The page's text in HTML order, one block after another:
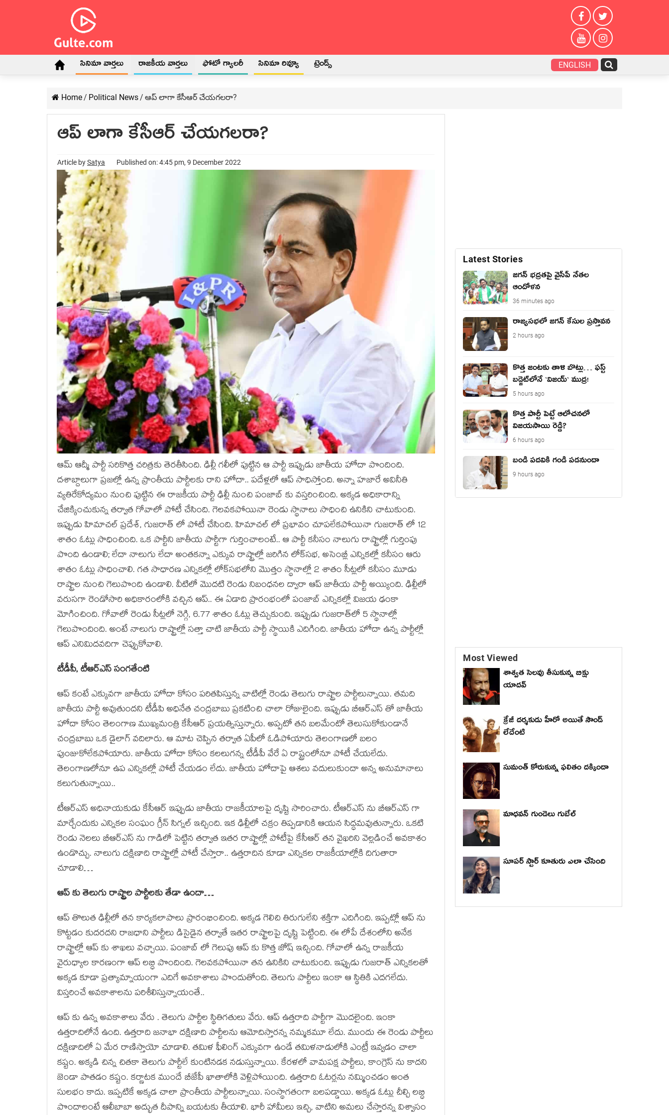
సినిమా వార్తలు రాజకీయ వార్తలు ఫోటో గ్యాలరీ సినిమా రివ్యూ ట్రెండ్స్ ENGLISH
Home/ Political News/ ఆప్ లాగా కేసీఆర్ చేయగలరా?
ఆప్ లాగా కేసీఆర్ చేయగలరా?
Article bySatya Published on: 4:45 pm, 9 December 2022
ఆమ్ ఆద్మీ పార్టీ సరికొత్త చరిత్రకు తెరతీసింది. ఢిల్లీ గలీలో పుట్టిన ఆ పార్టీ ఇప్పుడు జాతీయ హోదా పొందింది.
దశాబ్దాలుగా ప్రజల్లో ఉన్న ప్రాంతీయ పార్టీలకు రాని హోదా.. పదేళ్లలో ఆప్ సాధిస్తోంది. అన్నా హజారే అవినీతి
వ్యతిరేకోద్యమం నుంచి పుట్టిన ఈ రాజకీయ పార్టీ ఢిల్లీ నుంచి పంజాబ్ కు వస్తరించింది. అక్కడ అధికారాన్ని
చేజిక్కించుకున్న తర్వాత గోవాలో పోటీ చేసింది. గెలవకపోయినా రెండు స్థానాలు సాధించి ఉనికిని చాటుకుంది.
ఇప్పుడు హిమాచల్ ప్రదేశ్, గుజరాత్ లో పోటీ చేసింది. హిమాచల్ లో ప్రభావం చూపలేకపోయినా గుజరాత్ లో 12
శాతం ఓట్లు సాధించింది. ఒక పార్టీని జాతీయ పార్టీగా గుర్తించాలంటే.. ఆ పార్టీ కనీసం నాలుగు రాష్ట్రాల్లో గుర్తింపు
పొంది ఉండాలి; లేదా నాలుగు లేదా అంతకన్నా ఎక్కువ రాష్ట్రాల్లో జరిగిన లోక్‌సభ, అసెంబ్లీ ఎన్నికల్లో కనీసం ఆరు
శాతం ఓట్లు సాధించాలి. గత సాధారణ ఎన్నికల్లో లోక్‌సభలోని మొత్తం స్థానాల్లో 2 శాతం సీట్లలో కనీసం మూడు
రాష్ట్రాల నుంచి గెలుపొంది ఉండాలి. వీటిలో మొదటి రెండు నిబంధనల ద్వారా ఆప్‌ జాతీయ పార్టీ అయ్యింది. ఢిల్లీలో
వరుసగా రెండోసారి అధికారంలోకి వచ్చిన ఆప్‌.. ఈ ఏడాది ప్రారంభంలో పంజాబ్‌ ఎన్నికల్లో విజయ ఢంకా
మోగించింది. గోవాలో రెండు సీట్లలో నెగ్గి, 6.77 శాతం ఓట్లు తెచ్చుకుంది. ఇప్పుడు గుజరాత్‌లో 5 స్థానాల్లో
గెలుపొందింది. అంటే నాలుగు రాష్ట్రాల్లో సత్తా చాటి జాతీయ పార్టీ స్థాయికి ఎదిగింది. జాతీయ హోదా ఉన్న పార్టీల్లో
ఆప్ ఎనిమిదవదిగా చెప్పుకోవాలి.
టీడీపీ, టీఆర్ఎస్ సంగతేంటి
ఆప్ కంటే ఎక్కువగా జాతీయ హోదా కోసం పరితపిస్తున్న వాటిల్లో రెండు తెలుగు రాష్ట్రాల పార్టీలున్నాయి. తమది
జాతీయ పార్టీ అవుతుందని టీడీపి అధినేత చంద్రబాబు ప్రకటించి చాలా రోజులైంది. ఇప్పుడు బీఆర్ఎస్ తో జాతీయ
హోదా కోసం తెలంగాణ ముఖ్యమంత్రి కేసీఆర్ ప్రయత్నిస్తున్నారు. అప్పటో తన బలమేంటో తెలుసుకోకుండానే
చంద్రబాబు ఒక డైలాగ్ వదిలారు. ఆ మాట చెప్పిన తర్వాత ఏపీలో ఓడిపోయారు తెలంగాణలో బలం
పుంజుకోలేకపోయారు. జాతీయ హోదా కోసం కలలుగన్న టీడీపీ వేరే ఏ రాష్ట్రంలోనూ పోటీ చేయలేదు.
తెలంగాణలోనూ ఉప ఎన్నికల్లో పోటీ చేయడం లేదు. జాతీయ హోదాపై ఆశలు వదులుకుందా అన్న అనుమానాలు
కలుగుతున్నాయి..
టీఆర్ఎస్ అధినాయకుడు కేసీఆర్ ఇప్పుడు జాతీయ రాజకీయాలపై దృష్టి సారించారు. టీఆర్ఎస్ ను బీఆర్ఎస్ గా
మార్చేందుకు ఎన్నికల సంఘం గ్రీన్ సిగ్నల్ ఇచ్చింది. ఇక ఢిల్లీలో చక్రం తిప్పడానికి ఆయన సిద్ధమవుతున్నారు. ఒకటి
రెండు నెలలు బీఆర్ఎస్ ను గాడిలో పెట్టిన తర్వాత ఇతర రాష్ట్రాల్లో పోటీపై కేసీఆర్ తన వైఖరిని వెల్లడించే అవకాశం
ఉండొచ్చు. నాలుగు దక్షిణాది రాష్ట్రాల్లో పోటీ చేస్తారా.. ఉత్తరాదిన కూడా ఎన్నికల రాజకీయాల్లోకి దిగుతారా
చూడాలి…
ఆప్ కు తెలుగు రాష్ట్రాల పార్టీలకు తేడా ఉందా…
ఆప్ తొలుత ఢిల్లీలో తన కార్యకలాపాలు ప్రారంభించింది. అక్కడ గెలిచి తిరుగులేని శక్తిగా ఎదిగింది. ఇప్పట్లో ఆప్ ను
కొట్టడం కుదరదని రాజధాని పార్టీలు డిసైడైన తర్వాతే ఇతర రాష్ట్రాలపై దృష్టి పెట్టింది. ఈ లోపే దేశంలోని అనేక
రాష్ట్రాల్లో ఆప్ కు శాఖలు వచ్చాయి. పంజాబ్ లో గెలుపు ఆప్ కు కొత్త జోష్ ఇచ్చింది. గోవాలో ఉన్న రాజకీయ
వైరుధ్యాల కారణంగా ఆప్ లబ్ధి పొందింది. గెలవకపోయినా తన ఉనికిని చాటుకుంది. ఇప్పుడు గుజరాత్ ఎన్నికలతో
అక్కడ కూడా ప్రత్యామ్నాయంగా ఎదిగే అవకాశాలు పొందుతోంది. తెలుగు పార్టీలు ఇంకా ఆ స్థితికి ఎదగలేదు.
విస్తరించే అవకాశాలను పరిశీలిస్తున్నాయంతే..
ఆప్ కు ఉన్న అవకాశాలు వేరు . తెలుగు పార్టీల స్థితిగతులు వేరు. ఆప్ ఉత్తరాది పార్టీగా మొదలైంది. ఇంకా
ఉత్తరాదిలోనే ఉంది. ఉత్తరాది జనాభా దక్షిణాది పార్టీలను ఆమోదిస్తారన్న నమ్మకమూ లేదు. ముందు ఈ రెండు పార్టీలు
దక్షిణాదిలో ఏ మేర రాణిస్తాయో చూడాలి. తమిళ ఫీలింగ్ ఎక్కువగా ఉండే తమిళనాడులోకి ఎంట్రీ ఇవ్వడం చాలా
కష్టం. అక్కడి చిన్న చితకా తెలుగు పార్టీలే కుంటినడక నడుస్తున్నాయి. కేరళలో వామపక్ష పార్టీలు, కాంగ్రెస్ ను కాదని
జెండా పాతడం కష్టం. కర్ణాటక ముందే బీజేపీ ఖాతాలోకి వెళ్లిపోయింది. ఉత్తరాది ఓటర్లను నమ్మించడం అంత
సులభం కాదు. ఇప్పటికే అక్కడ చాలా ప్రాంతీయ పార్టీలున్నాయి. సంస్థాగతంగా బలపడ్డాయి. అక్కడ ఓట్లు చీల్చి లబ్ధి
పొందాలంటే ఆలీబాబా అద్భుత దీపాన్ని బయటకు తీయాలి. భారీ హామీలు ఇచ్చి, వాటిని అమలు చేస్తారన్న విశ్వాసం
Latest Stories
జ‌గ‌న్ భద్రతపై వైసీపీ నేతల
ఆందోళన
36 minutes ago
రాజ్యసభలో జగన్ కేసుల ప్రస్తావన
2 hours ago
కొత్త జంట‌కు తాళి బొట్లు… ఫ‌స్ట్
బ‌డ్జెట్‌లోనే `విజ‌య్` ముద్ర‌!
5 hours ago
కొత్త పార్టీ పెట్టే ఆలోచనలో
విజయసాయి రెడ్డి?
6 hours ago
బండి పదవికి గండి పడనుందా
9 hours ago
Most Viewed
శాశ్వత సెలవు తీసుకున్న బిక్షు
యాదవ్
క్రేజీ దర్శకుడు హీరో అయితే సౌండ్
లేదేంటి
సుమంత్ కోరుకున్న ఫలితం దక్కిందా
మాధ‌వ‌న్ గుండెలు గుబేల్‌
సూపర్ స్టార్ కూతురు ఎలా చేసింది